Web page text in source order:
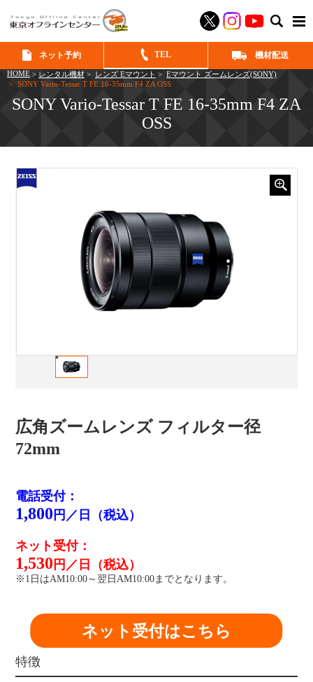
ネット予約 TEL 機材配送
HOME > レンタル機材 > レンズ Eマウント > Eマウント ズームレンズ(SONY)
> SONY Vario-Tessar T FE 16-35mm F4 ZA OSS
SONY Vario-Tessar T FE 16-35mm F4 ZA
OSS
広角ズームレンズ フィルター径
72mm
電話受付：
1,800 円／日（税込）
ネット受付：
1,530 円／日（税込）
※1日はAM10:00～翌日AM10:00までとなります。
ネット受付はこちら
特徴